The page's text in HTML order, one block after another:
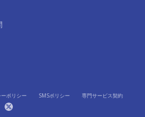
ポリシー SMSポリシー 専門サービス契約